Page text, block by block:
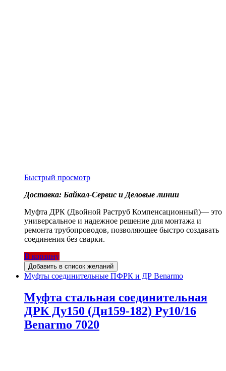
Быстрый просмотр
Доставка: Байкал-Сервис и Деловые линии
Муфта ДРК (Двойной Раструб Компенсационный)— это
универсальное и надежное решение для монтажа и
ремонта трубопроводов, позволяющее быстро создавать
соединения без сварки.
В корзину
Добавить в список желаний
Муфты соединительные ПФРК и ДР Benarmo
Муфта стальная соединительная
ДРК Ду150 (Дн159-182) Ру10/16
Benarmo 7020